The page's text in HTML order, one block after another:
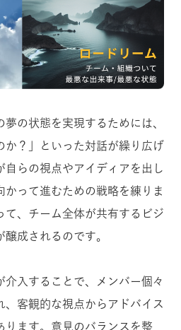
の状態を実現するためには、
か？」といった対話が繰り広げ
自らの視点やアイディアを出し
かって進むための戦略を練りま
て、チーム全体が共有するビジ
成されるのです。
介入することで、メンバー個々
、客観的な視点からアドバイス
ります。意見のバランスを整